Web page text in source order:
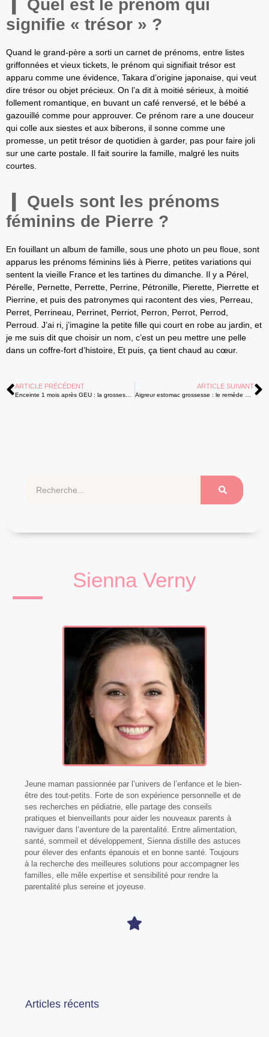
Quel est le prénom qui
signifie « trésor » ?
Quand le grand-père a sorti un carnet de prénoms, entre listes
griffonnées et vieux tickets, le prénom qui signifiait trésor est
apparu comme une évidence, Takara d’origine japonaise, qui veut
dire trésor ou objet précieux. On l’a dit à moitié sérieux, à moitié
follement romantique, en buvant un café renversé, et le bébé a
gazouillé comme pour approuver. Ce prénom rare a une douceur
qui colle aux siestes et aux biberons, il sonne comme une
promesse, un petit trésor de quotidien à garder, pas pour faire joli
sur une carte postale. Il fait sourire la famille, malgré les nuits
courtes.
Quels sont les prénoms
féminins de Pierre ?
En fouillant un album de famille, sous une photo un peu floue, sont
apparus les prénoms féminins liés à Pierre, petites variations qui
sentent la vieille France et les tartines du dimanche. Il y a Pérel,
Pérelle, Pernette, Perrette, Perrine, Pétronille, Pierette, Pierrette et
Pierrine, et puis des patronymes qui racontent des vies, Perreau,
Perret, Perrineau, Perrinet, Perriot, Perron, Perrot, Perrod,
Perroud. J’ai ri, j’imagine la petite fille qui court en robe au jardin, et
je me suis dit que choisir un nom, c’est un peu mettre une pelle
dans un coffre-fort d’histoire, Et puis, ça tient chaud au cœur.
ARTICLE PRÉCÉDENT ARTICLE SUIVANT
Sienna Verny
Jeune maman passionnée par l’univers de l’enfance et le bien-
être des tout-petits. Forte de son expérience personnelle et de
ses recherches en pédiatrie, elle partage des conseils
pratiques et bienveillants pour aider les nouveaux parents à
naviguer dans l’aventure de la parentalité. Entre alimentation,
santé, sommeil et développement, Sienna distille des astuces
pour élever des enfants épanouis et en bonne santé. Toujours
à la recherche des meilleures solutions pour accompagner les
familles, elle mêle expertise et sensibilité pour rendre la
parentalité plus sereine et joyeuse.
Articles récents